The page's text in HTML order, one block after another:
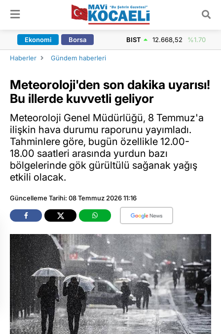
Ekonomi Borsa BIST 12.668,52 %1.70
Haberler Gündem haberleri
Meteoroloji'den son dakika uyarısı!
Bu illerde kuvvetli geliyor
Meteoroloji Genel Müdürlüğü, 8 Temmuz'a
ilişkin hava durumu raporunu yayımladı.
Tahminlere göre, bugün özellikle 12.00-
18.00 saatleri arasında yurdun bazı
bölgelerinde gök gürültülü sağanak yağış
etkili olacak.
Güncelleme Tarihi: 08 Temmuz 2026 11:16